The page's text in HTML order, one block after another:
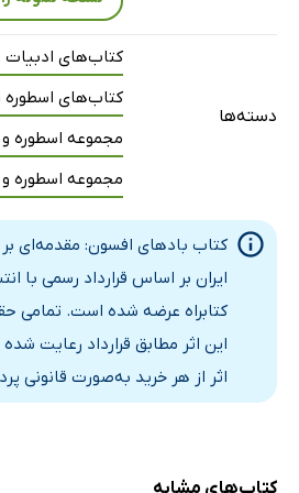
زبان و معنا در متون غریبه
علوم غریبه: از هند تا پاکستان
علوم غریبه در غرب
قرائت یونگ از کیمیاگری
علوم غریبه: واقعیت یا خرافات؟
چکشی علیه جادوگران
منابع و مآخذ
منابع فارسی
منابع عربی
منابع اینترنتی
دسته‌ها
کتاب‌های ادبیات
کتاب‌های
مجموعه اسطوره
مجموعه اسطوره
کتاب بادهای افسون: مقدمه‌ای
ایران بر اساس قرارداد رسمی با
کتابراه عرضه شده است. تمامی
این اثر مطابق قرارداد رعایت
اثر از هر خرید به‌صورت قانونی
کتاب‌های مشابه